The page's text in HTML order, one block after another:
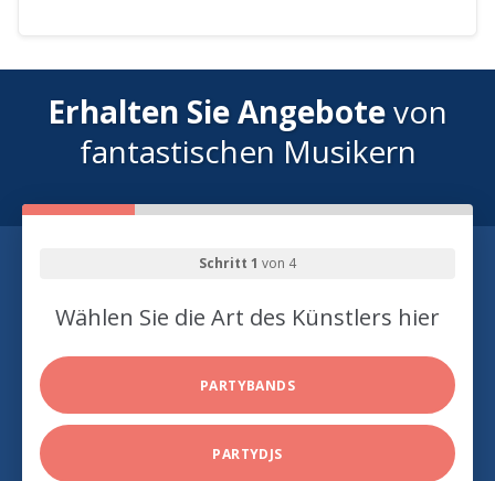
Erhalten Sie Angebotevon
fantastischen Musikern
Schritt 1 von 4
Wählen Sie die Art des Künstlers hier
PARTYBANDS
PARTYDJS